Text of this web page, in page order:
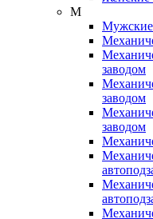
М
заводом
заводом
заводом